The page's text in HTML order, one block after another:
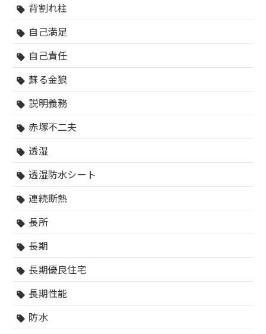
sell 背割れ柱
sell 自己満足
sell 自己責任
sell 蘇る金狼
sell 説明義務
sell 赤塚不二夫
sell 透湿
sell 透湿防水シート
sell 連続断熱
sell 長所
sell 長期
sell 長期優良住宅
sell 長期性能
sell 防水